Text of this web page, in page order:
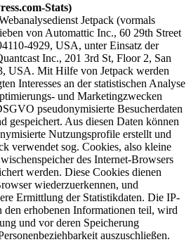
Stats)
Jetpack (vormals
von Automattic Inc., 60 29th Street
4929, USA, unter Einsatz der
Inc., 201 3rd St, Floor 2, San
USA. Mit Hilfe von Jetpack werden
Interesses an der statistischen Analyse
und Marketingzwecken
pseudonymisierte Besucherdaten
gespeichert. Aus diesen Daten können
Nutzungsprofile erstellt und
verwendet sog. Cookies, also kleine
des Internet-Browsers
werden. Diese Cookies dienen
wiederzuerkennen, und
Ermittlung der Statistikdaten. Die IP-
den erhobenen Informationen teil, wird
und vor deren Speicherung
auszuschließen.